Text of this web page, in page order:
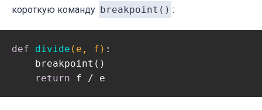
короткую команду breakpoint() :
def divide (e, f) :
    breakpoint()
return f / e